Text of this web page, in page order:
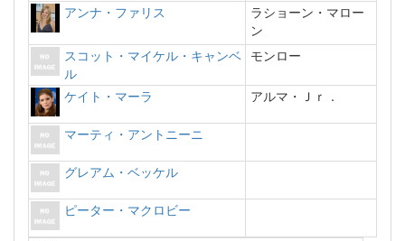
アンナ・ファリス
ラショーン・マロー
ン
スコット・マイケル・キャンベ
ル
モンロー
ケイト・マーラ アルマ・Ｊｒ．
マーティ・アントニーニ
グレアム・ベッケル
ピーター・マクロビー